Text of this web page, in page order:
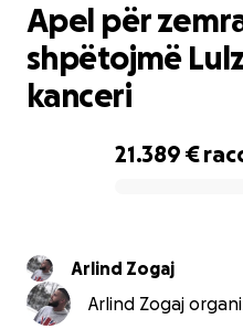
21.389 €
Apel për
shpëtojmë
kanceri
Arlind Zogaj
Arlind Zogaj